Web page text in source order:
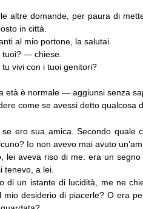
altre domande, per paura di
in città.
al mio portone, la salutai.
— chiese.
vivi con i tuoi genitori?
età è normale — aggiunsi senza
come se avessi detto qualcosa
se ero sua amica. Secondo quale
Io non avevo mai avuto
lei aveva riso di me: era un
tenevo, a lei.
di un istante di lucidità, me ne
mio desiderio di piacerle? O era